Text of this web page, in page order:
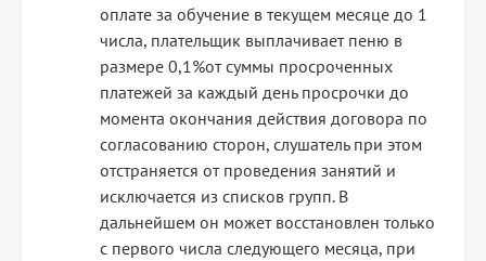
оплате за обучение в текущем месяце до 1
числа, плательщик выплачивает пеню в
размере 0,1%от суммы просроченных
платежей за каждый день просрочки до
момента окончания действия договора по
согласованию сторон, слушатель при этом
отстраняется от проведения занятий и
исключается из списков групп. В
дальнейшем он может восстановлен только
с первого числа следующего месяца, при